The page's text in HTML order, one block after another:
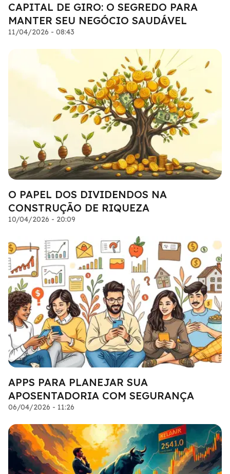
CAPITAL DE GIRO: O SEGREDO PARA
MANTER SEU NEGÓCIO SAUDÁVEL
11/04/2026 - 08:43
O PAPEL DOS DIVIDENDOS NA
CONSTRUÇÃO DE RIQUEZA
10/04/2026 - 20:09
APPS PARA PLANEJAR SUA
APOSENTADORIA COM SEGURANÇA
06/04/2026 - 11:26